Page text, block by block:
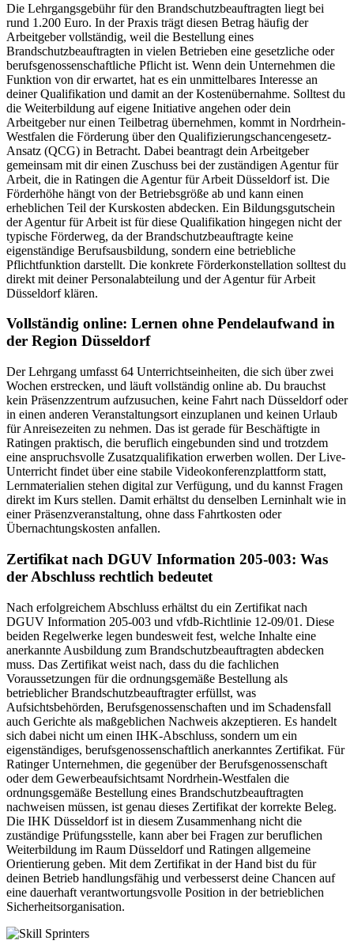
Die Lehrgangsgebühr für den Brandschutzbeauftragten liegt bei
rund 1.200 Euro. In der Praxis trägt diesen Betrag häufig der
Arbeitgeber vollständig, weil die Bestellung eines
Brandschutzbeauftragten in vielen Betrieben eine gesetzliche oder
berufsgenossenschaftliche Pflicht ist. Wenn dein Unternehmen die
Funktion von dir erwartet, hat es ein unmittelbares Interesse an
deiner Qualifikation und damit an der Kostenübernahme. Solltest du
die Weiterbildung auf eigene Initiative angehen oder dein
Arbeitgeber nur einen Teilbetrag übernehmen, kommt in Nordrhein-
Westfalen die Förderung über den Qualifizierungschancengesetz-
Ansatz (QCG) in Betracht. Dabei beantragt dein Arbeitgeber
gemeinsam mit dir einen Zuschuss bei der zuständigen Agentur für
Arbeit, die in Ratingen die Agentur für Arbeit Düsseldorf ist. Die
Förderhöhe hängt von der Betriebsgröße ab und kann einen
erheblichen Teil der Kurskosten abdecken. Ein Bildungsgutschein
der Agentur für Arbeit ist für diese Qualifikation hingegen nicht der
typische Förderweg, da der Brandschutzbeauftragte keine
eigenständige Berufsausbildung, sondern eine betriebliche
Pflichtfunktion darstellt. Die konkrete Förderkonstellation solltest du
direkt mit deiner Personalabteilung und der Agentur für Arbeit
Düsseldorf klären.
Vollständig online: Lernen ohne Pendelaufwand in
der Region Düsseldorf
Der Lehrgang umfasst 64 Unterrichtseinheiten, die sich über zwei
Wochen erstrecken, und läuft vollständig online ab. Du brauchst
kein Präsenzzentrum aufzusuchen, keine Fahrt nach Düsseldorf oder
in einen anderen Veranstaltungsort einzuplanen und keinen Urlaub
für Anreisezeiten zu nehmen. Das ist gerade für Beschäftigte in
Ratingen praktisch, die beruflich eingebunden sind und trotzdem
eine anspruchsvolle Zusatzqualifikation erwerben wollen. Der Live-
Unterricht findet über eine stabile Videokonferenzplattform statt,
Lernmaterialien stehen digital zur Verfügung, und du kannst Fragen
direkt im Kurs stellen. Damit erhältst du denselben Lerninhalt wie in
einer Präsenzveranstaltung, ohne dass Fahrtkosten oder
Übernachtungskosten anfallen.
Zertifikat nach DGUV Information 205-003: Was
der Abschluss rechtlich bedeutet
Nach erfolgreichem Abschluss erhältst du ein Zertifikat nach
DGUV Information 205-003 und vfdb-Richtlinie 12-09/01. Diese
beiden Regelwerke legen bundesweit fest, welche Inhalte eine
anerkannte Ausbildung zum Brandschutzbeauftragten abdecken
muss. Das Zertifikat weist nach, dass du die fachlichen
Voraussetzungen für die ordnungsgemäße Bestellung als
betrieblicher Brandschutzbeauftragter erfüllst, was
Aufsichtsbehörden, Berufsgenossenschaften und im Schadensfall
auch Gerichte als maßgeblichen Nachweis akzeptieren. Es handelt
sich dabei nicht um einen IHK-Abschluss, sondern um ein
eigenständiges, berufsgenossenschaftlich anerkanntes Zertifikat. Für
Ratinger Unternehmen, die gegenüber der Berufsgenossenschaft
oder dem Gewerbeaufsichtsamt Nordrhein-Westfalen die
ordnungsgemäße Bestellung eines Brandschutzbeauftragten
nachweisen müssen, ist genau dieses Zertifikat der korrekte Beleg.
Die IHK Düsseldorf ist in diesem Zusammenhang nicht die
zuständige Prüfungsstelle, kann aber bei Fragen zur beruflichen
Weiterbildung im Raum Düsseldorf und Ratingen allgemeine
Orientierung geben. Mit dem Zertifikat in der Hand bist du für
deinen Betrieb handlungsfähig und verbesserst deine Chancen auf
eine dauerhaft verantwortungsvolle Position in der betrieblichen
Sicherheitsorganisation.